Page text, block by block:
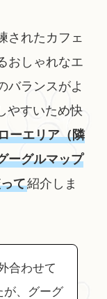
されたカフェ
おしゃれなエ
バランスがよ
やすいため快
ーエリア（隣
ーグルマップ
て紹介しま
合わせて
が、グーグ